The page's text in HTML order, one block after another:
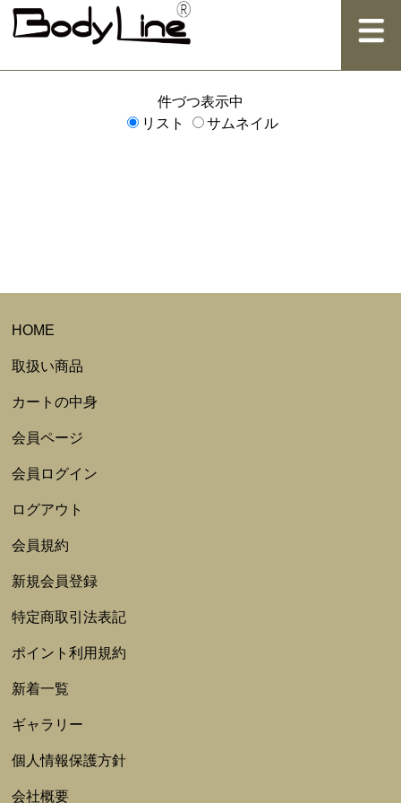
件づつ表示中
リスト
サムネイル
HOME
取扱い商品
カートの中身
会員ページ
会員ログイン
ログアウト
会員規約
新規会員登録
特定商取引法表記
ポイント利用規約
新着一覧
ギャラリー
個人情報保護方針
会社概要